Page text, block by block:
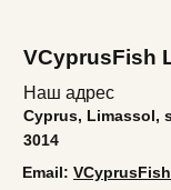
VCyprusFish
Наш адрес
Cyprus, Limassol,
3014
Email: